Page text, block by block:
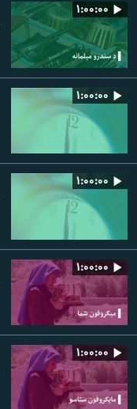
۱:۰۰:۰۰
۱:۰۰:۰۰
۱:۰۰:۰۰
۱:۰۰:۰۰
۱:۰۰:۰۰